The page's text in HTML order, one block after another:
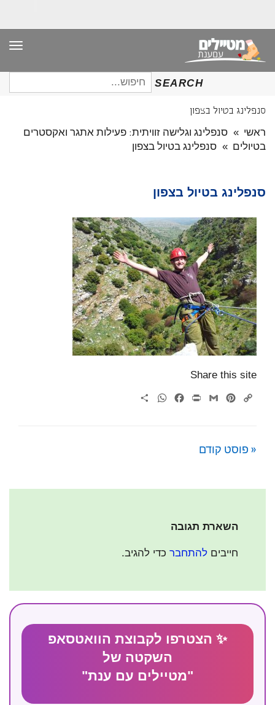
SEARCH
חיפוש
עבור:
סנפלינג בטיול בצפון
ראשי » סנפלינג וגלישה זוויתית: פעילות אתגר ואקסטרים
בטיולים » סנפלינג בטיול בצפון
סנפלינג בטיול בצפון
Share this site
Copy
Pinterest
Gmail
Print
Facebook
WhatsApp
« פוסט קודם
השארת תגובה
חייבים להתחבר כדי להגיב.
✨ הצטרפו לקבוצת הוואטסאפ
השקטה של
"מטיילים עם ענת"